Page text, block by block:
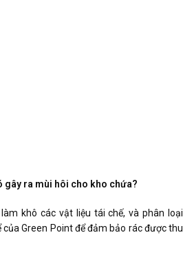
gây ra mùi hôi cho kho chứa?
khô các vật liệu tái chế, và phân loại
Green Point để đảm bảo rác được thu